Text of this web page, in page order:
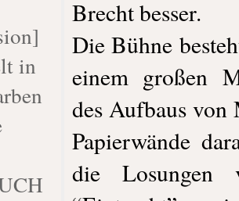
in
Brecht besser.
Die Bühne
einem großen
des Aufbaus von
Papierwände
die Losungen